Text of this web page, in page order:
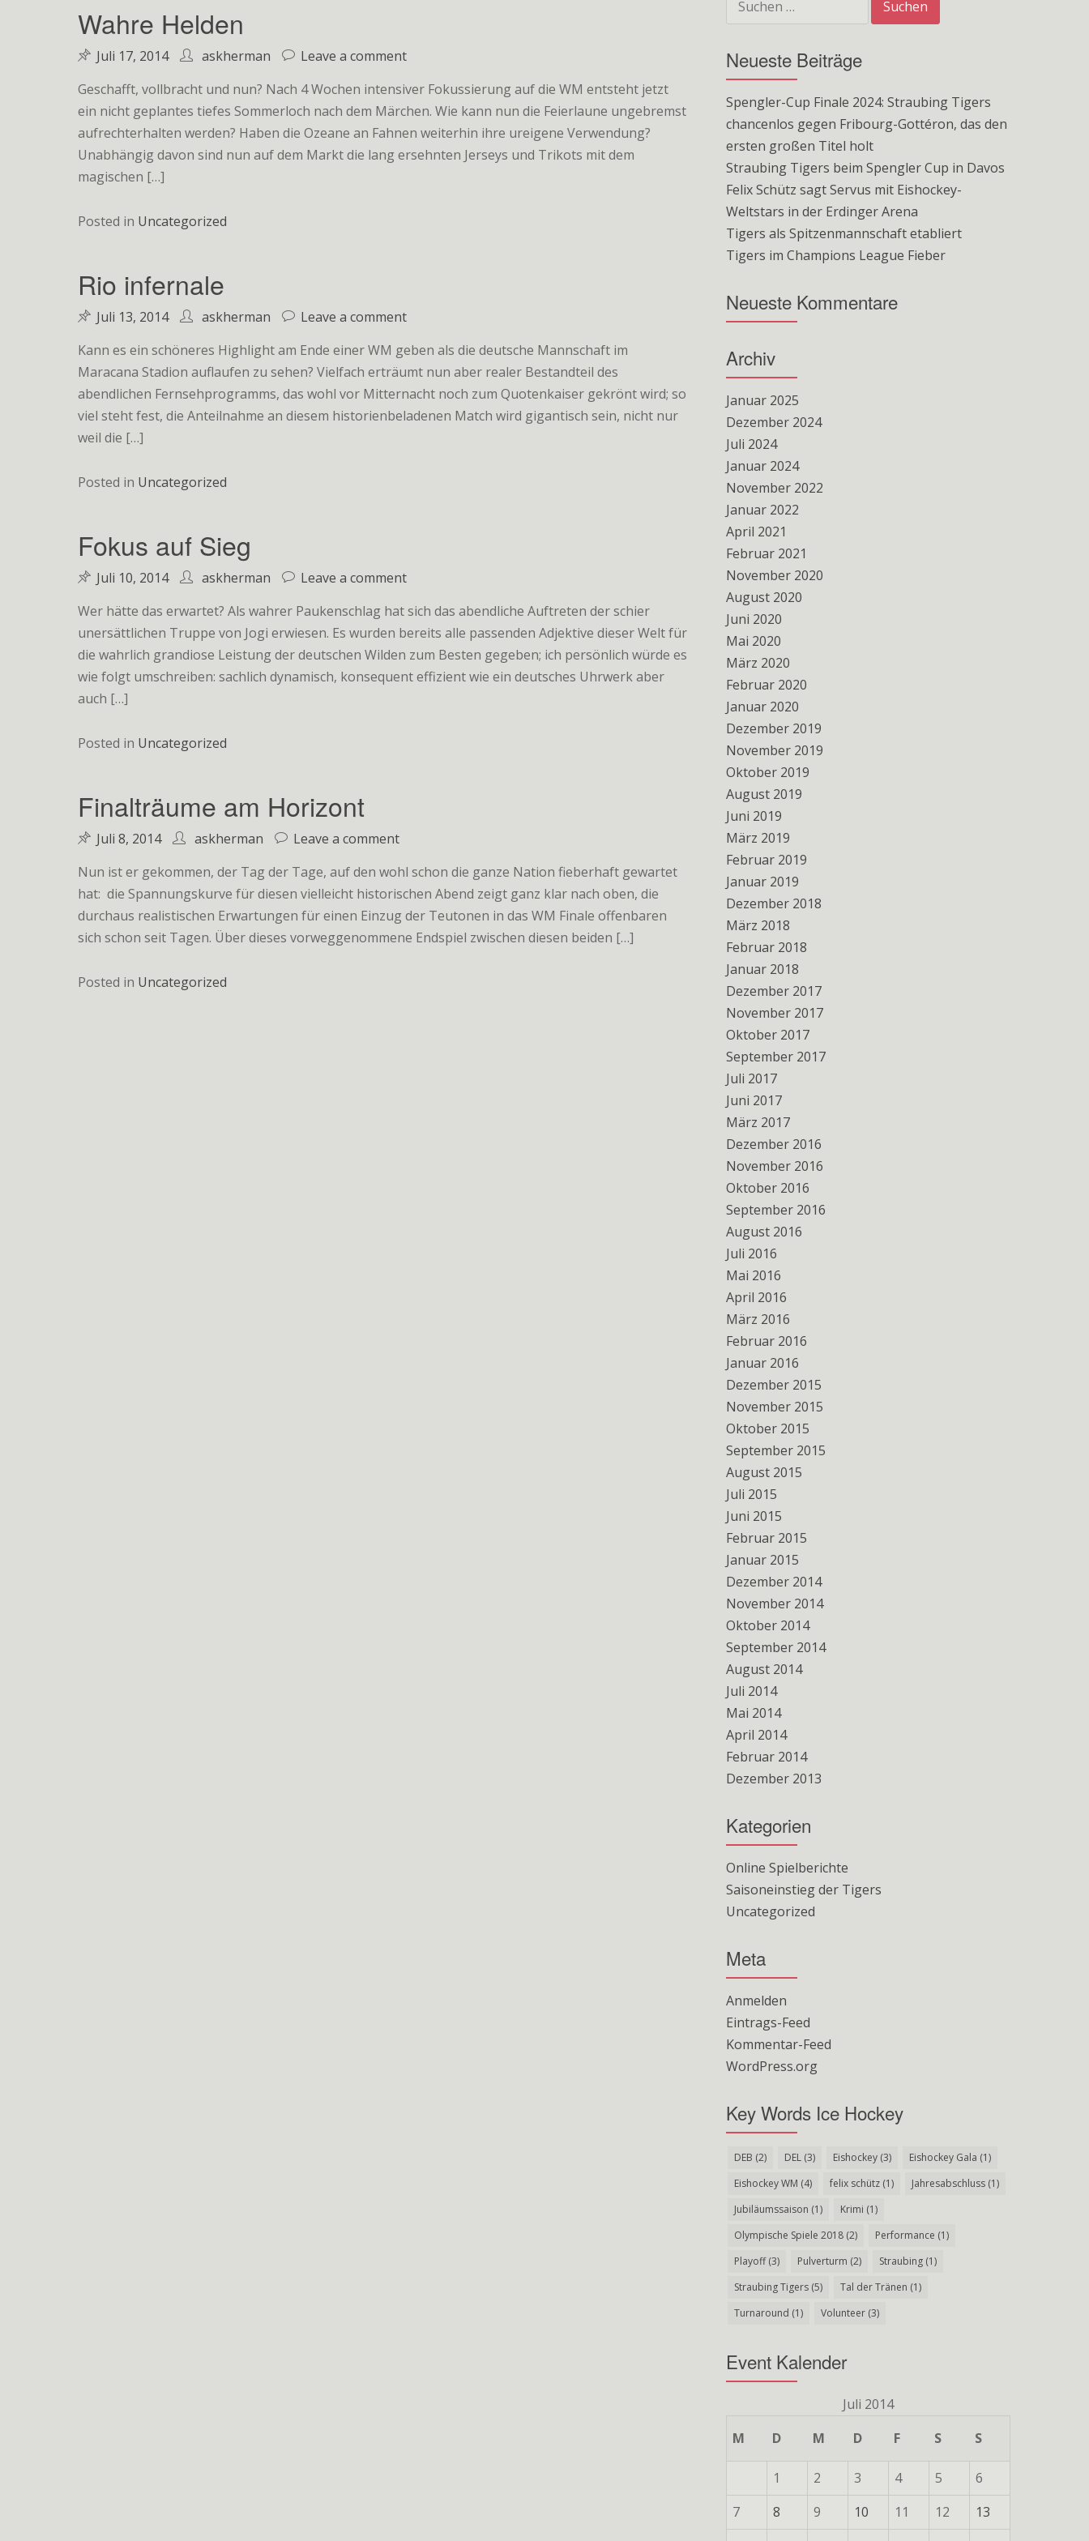
Wahre Helden
Juli 17, 2014 askherman Leave a commenton
Helden
Geschafft, vollbracht und nun? Nach 4 Wochen intensiver Fokussierung auf die WM entsteht jetzt
ein nicht geplantes tiefes Sommerloch nach dem Märchen. Wie kann nun die Feierlaune ungebremst
aufrechterhalten werden? Haben die Ozeane an Fahnen weiterhin ihre ureigene Verwendung?
Unabhängig davon sind nun auf dem Markt die lang ersehnten Jerseys und Trikots mit dem
magischen […]
Posted in Uncategorized
Rio infernale
Juli 13, 2014 askherman Leave a commenton
infernale
Kann es ein schöneres Highlight am Ende einer WM geben als die deutsche Mannschaft im
Maracana Stadion auflaufen zu sehen? Vielfach erträumt nun aber realer Bestandteil des
abendlichen Fernsehprogramms, das wohl vor Mitternacht noch zum Quotenkaiser gekrönt wird; so
viel steht fest, die Anteilnahme an diesem historienbeladenen Match wird gigantisch sein, nicht nur
weil die […]
Posted in Uncategorized
Fokus auf Sieg
Juli 10, 2014 askherman Leave a commenton
auf
Sieg
Wer hätte das erwartet? Als wahrer Paukenschlag hat sich das abendliche Auftreten der schier
unersättlichen Truppe von Jogi erwiesen. Es wurden bereits alle passenden Adjektive dieser Welt für
die wahrlich grandiose Leistung der deutschen Wilden zum Besten gegeben; ich persönlich würde es
wie folgt umschreiben: sachlich dynamisch, konsequent effizient wie ein deutsches Uhrwerk aber
auch […]
Posted in Uncategorized
Finalträume am Horizont
Juli 8, 2014 askherman Leave a commenton
am
Horizont
Nun ist er gekommen, der Tag der Tage, auf den wohl schon die ganze Nation fieberhaft gewartet
hat: die Spannungskurve für diesen vielleicht historischen Abend zeigt ganz klar nach oben, die
durchaus realistischen Erwartungen für einen Einzug der Teutonen in das WM Finale offenbaren
sich schon seit Tagen. Über dieses vorweggenommene Endspiel zwischen diesen beiden […]
Posted in Uncategorized
nach:
Neueste Beiträge
Spengler-Cup Finale 2024: Straubing Tigers
chancenlos gegen Fribourg-Gottéron, das den
ersten großen Titel holt
Straubing Tigers beim Spengler Cup in Davos
Felix Schütz sagt Servus mit Eishockey-
Weltstars in der Erdinger Arena
Tigers als Spitzenmannschaft etabliert
Tigers im Champions League Fieber
Neueste Kommentare
Archiv
Januar 2025
Dezember 2024
Juli 2024
Januar 2024
November 2022
Januar 2022
April 2021
Februar 2021
November 2020
August 2020
Juni 2020
Mai 2020
März 2020
Februar 2020
Januar 2020
Dezember 2019
November 2019
Oktober 2019
August 2019
Juni 2019
März 2019
Februar 2019
Januar 2019
Dezember 2018
März 2018
Februar 2018
Januar 2018
Dezember 2017
November 2017
Oktober 2017
September 2017
Juli 2017
Juni 2017
März 2017
Dezember 2016
November 2016
Oktober 2016
September 2016
August 2016
Juli 2016
Mai 2016
April 2016
März 2016
Februar 2016
Januar 2016
Dezember 2015
November 2015
Oktober 2015
September 2015
August 2015
Juli 2015
Juni 2015
Februar 2015
Januar 2015
Dezember 2014
November 2014
Oktober 2014
September 2014
August 2014
Juli 2014
Mai 2014
April 2014
Februar 2014
Dezember 2013
Kategorien
Online Spielberichte
Saisoneinstieg der Tigers
Uncategorized
Meta
Anmelden
Eintrags-Feed
Kommentar-Feed
WordPress.org
Key Words Ice Hockey
DEB (2) DEL (3) Eishockey (3) Eishockey Gala (1)
Eishockey WM (4) felix schütz (1) Jahresabschluss (1)
Jubiläumssaison (1) Krimi (1)
Olympische Spiele 2018 (2) Performance (1)
Playoff(3) Pulverturm (2) Straubing (1)
Straubing Tigers (5) Tal der Tränen (1)
Turnaround (1) Volunteer (3)
Event Kalender
Juli 2014
M
D M D F S S
1 2 3 4 5
6
7
8 9 10 11 12
13